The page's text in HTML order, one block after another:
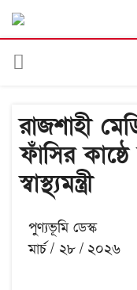
রাজশাহী
ফাঁসির
স্বাস্থ্যমন্ত্রী
পুণ্যভূমি ডেস্ক
মার্চ / ২৮ / ২০২৬